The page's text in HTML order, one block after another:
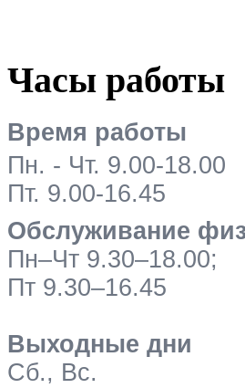
Часы работы
Время работы
Пн. - Чт. 9.00-18.00
Пт. 9.00-16.45
Обслуживание
Пн–Чт 9.30–18.00;
Пт 9.30–16.45
Выходные дни
Сб., Вс.